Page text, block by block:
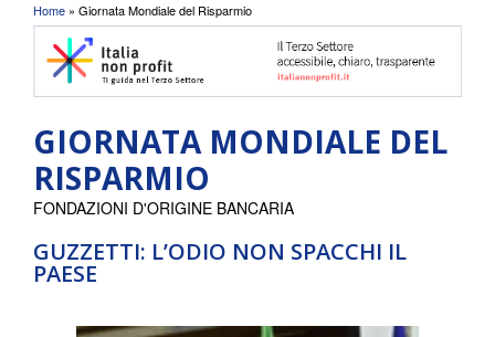
Tu sei qui
Home » Giornata Mondiale del Risparmio
GIORNATA MONDIALE DEL
RISPARMIO
GUZZETTI: L’ODIO NON SPACCHI IL
PAESE
FONDAZIONI D'ORIGINE BANCARIA